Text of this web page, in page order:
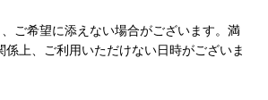
ご希望に添えない場合がございます。満
係上、ご利用いただけない日時がございま